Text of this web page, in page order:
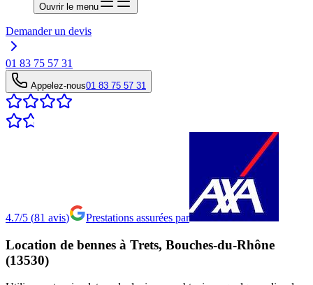
Ouvrir le menu
Demander un devis
01 83 75 57 31
Appelez-nous01 83 75 57 31
4.7/5 (81 avis) Prestations assurées par
Location de bennes à Trets, Bouches-du-Rhône
(13530)